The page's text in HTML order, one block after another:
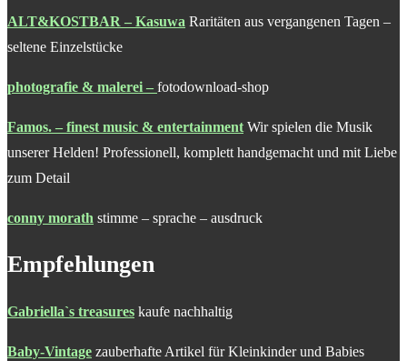
ALT&KOSTBAR – Kasuwa Raritäten aus vergangenen Tagen –
seltene Einzelstücke
photografie & malerei – fotodownload-shop
Famos. – finest music & entertainment Wir spielen die Musik
unserer Helden! Professionell, komplett handgemacht und mit Liebe
zum Detail
conny morath stimme – sprache – ausdruck
Empfehlungen
Gabriella`s treasures kaufe nachhaltig
Baby-Vintage zauberhafte Artikel für Kleinkinder und Babies